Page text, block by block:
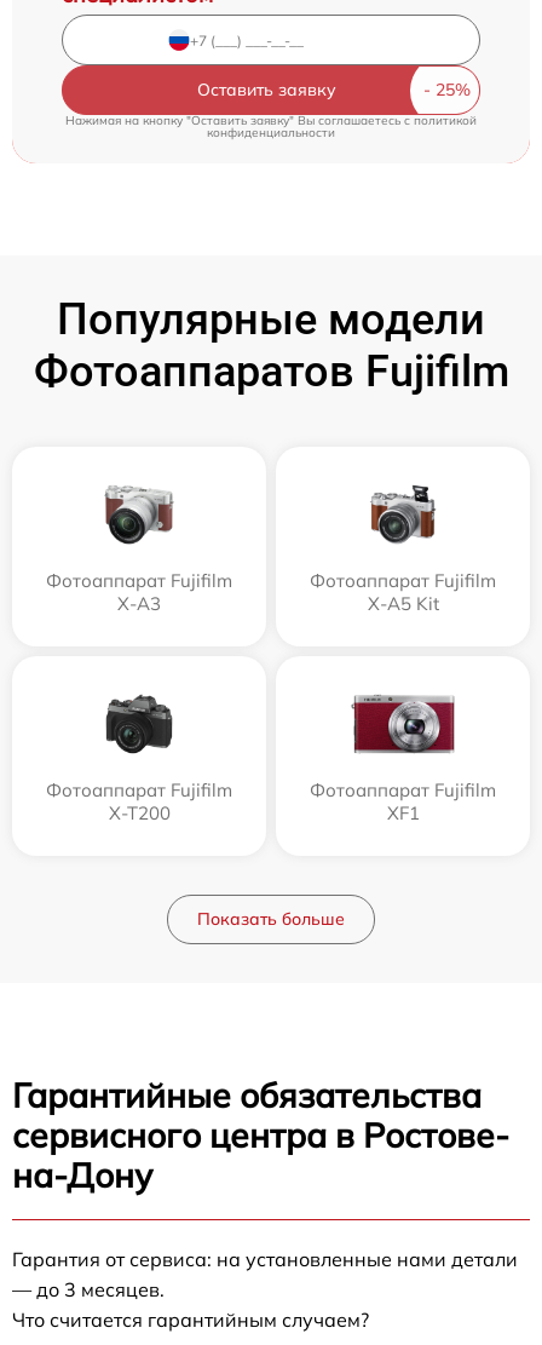
Оставить заявку
Нажимая на кнопку "Оставить заявку" Вы соглашаетесь c политикой
конфиденциальности
Популярные модели
Фотоаппаратов Fujifilm
Фотоаппарат Fujifilm
X-A3
Фотоаппарат Fujifilm
X-A5 Kit
Фотоаппарат Fujifilm
X-T200
Фотоаппарат Fujifilm
XF1
Показать больше
Гарантийные обязательства
сервисного центра в Ростове-
на-Дону
Гарантия от сервиса: на установленные нами детали
— до 3 месяцев.
Что считается гарантийным случаем?